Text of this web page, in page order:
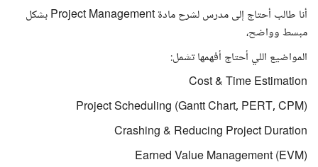
أنا طالب أحتاج إلى مدرس لشرح مادة Project Management بشكل
مبسط وواضح،
المواضيع اللي أحتاج أفهمها تشمل:
Cost & Time Estimation
Project Scheduling (Gantt Chart, PERT, CPM)
Crashing & Reducing Project Duration
Earned Value Management (EVM)